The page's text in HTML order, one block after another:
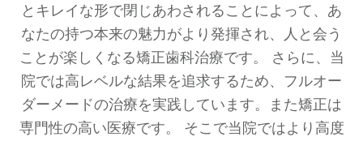
とキレイな形で閉じあわされることによって、あ
なたの持つ本来の魅力がより発揮され、人と会う
ことが楽しくなる矯正歯科治療です。 さらに、当
院では高レベルな結果を追求するため、フルオー
ダーメードの治療を実践しています。また矯正は
専門性の高い医療です。 そこで当院ではより高度